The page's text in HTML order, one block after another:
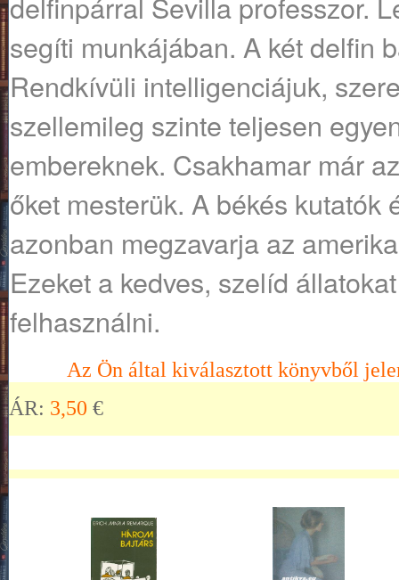
segíti munkájában. A két delfin
Rendkívüli intelligenciájuk,
szellemileg szinte teljesen
embereknek. Csakhamar már
őket mesterük. A békés kutatók
azonban megzavarja az
Ezeket a kedves, szelíd
felhasználni.
Az Ön által kiválasztott könyvből
ÁR: 3,50 €